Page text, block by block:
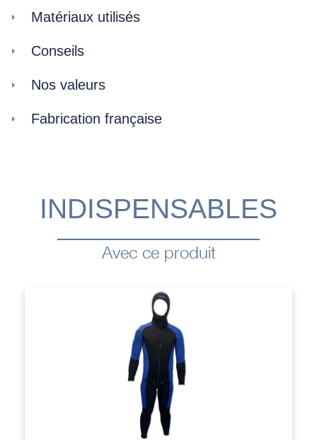
Matériaux utilisés
Conseils
Nos valeurs
Fabrication française
INDISPENSABLES
Avec ce produit